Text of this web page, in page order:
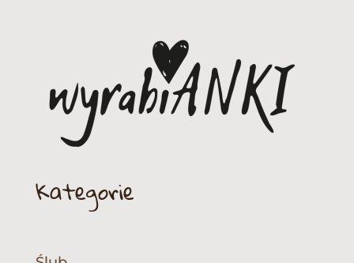
Kategorie